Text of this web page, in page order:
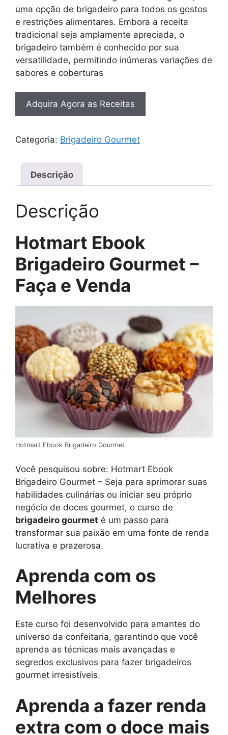
uma opção de brigadeiro para todos os gostos
e restrições alimentares. Embora a receita
tradicional seja amplamente apreciada, o
brigadeiro também é conhecido por sua
versatilidade, permitindo inúmeras variações de
sabores e coberturas
Adquira Agora as Receitas
Categoria: Brigadeiro Gourmet
Descrição
Descrição
Hotmart Ebook
Brigadeiro Gourmet –
Faça e Venda
Hotmart Ebook Brigadeiro Gourmet
Você pesquisou sobre: Hotmart Ebook
Brigadeiro Gourmet – Seja para aprimorar suas
habilidades culinárias ou iniciar seu próprio
negócio de doces gourmet, o curso de
brigadeiro gourmet é um passo para
transformar sua paixão em uma fonte de renda
lucrativa e prazerosa.
Aprenda com os
Melhores
Este curso foi desenvolvido para amantes do
universo da confeitaria, garantindo que você
aprenda as técnicas mais avançadas e
segredos exclusivos para fazer brigadeiros
gourmet irresistíveis.
Aprenda a fazer renda
extra com o doce mais